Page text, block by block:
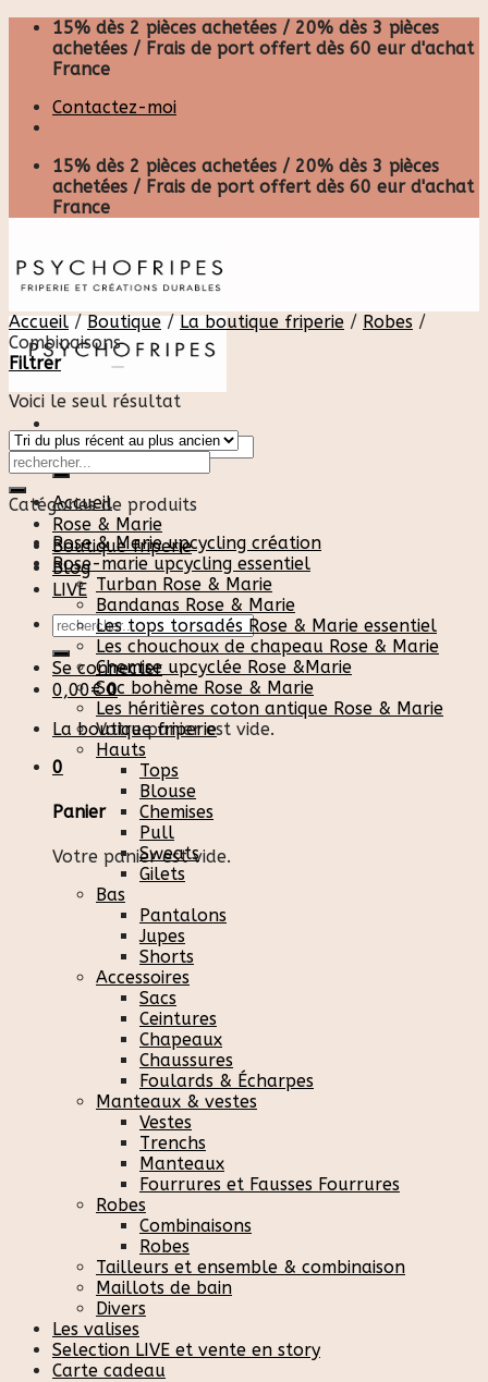
Skip
content
15% dès 2 pièces achetées / 20% dès 3 pièces
achetées / Frais de port offert dès 60 eur d'achat
France
Contactez-moi
15% dès 2 pièces achetées / 20% dès 3 pièces
achetées / Frais de port offert dès 60 eur d'achat
France
Recherche
pour :
Accueil
Rose & Marie
Boutique friperie
Blog
LIVE
Recherche
pour :
Se connecter
0,00€ 0
Votre panier est vide.
0
Panier
Votre panier est vide.
Accueil / Boutique / La boutique friperie / Robes /
Combinaisons
Filtrer
Voici le seul résultat
Catégories de produits
Rose & Marie upcycling création
Rose-marie upcycling essentiel
Turban Rose & Marie
Bandanas Rose & Marie
Les tops torsadés Rose & Marie essentiel
Les chouchoux de chapeau Rose & Marie
Chemise upcyclée Rose &Marie
Sac bohème Rose & Marie
Les héritières coton antique Rose & Marie
La boutique friperie
Hauts
Tops
Blouse
Chemises
Pull
Sweats
Gilets
Bas
Pantalons
Jupes
Shorts
Accessoires
Sacs
Ceintures
Chapeaux
Chaussures
Foulards & Écharpes
Manteaux & vestes
Vestes
Trenchs
Manteaux
Fourrures et Fausses Fourrures
Robes
Combinaisons
Robes
Tailleurs et ensemble & combinaison
Maillots de bain
Divers
Les valises
Selection LIVE et vente en story
Carte cadeau